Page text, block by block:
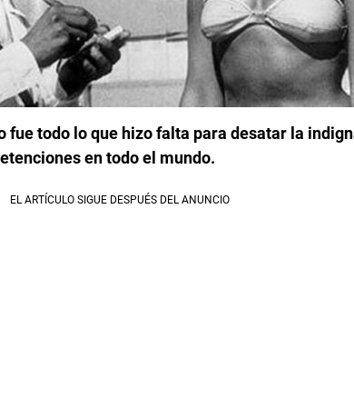
fue todo lo que hizo falta para desatar la
en todo el mundo.